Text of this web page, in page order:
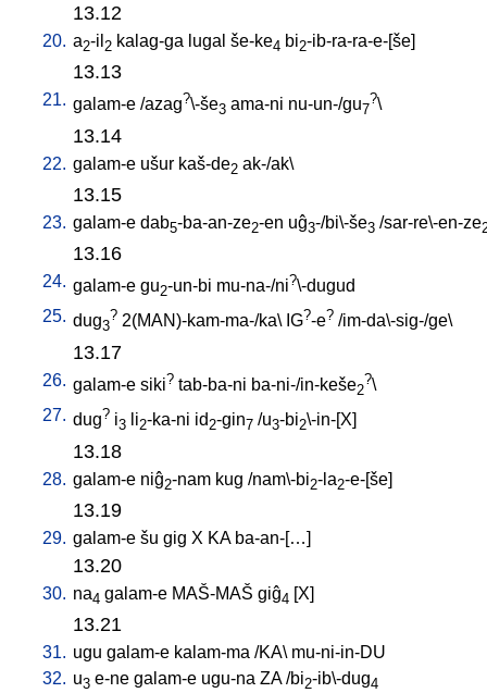
13.12
20. a2-il 2 kalag-ga lugal še-ke4 bi2-ib-ra-ra-e-[še]
13.13
21. galam-e /azag?\-še3 ama-ni nu-un-/gu7
?\
13.14
22. galam-e ušur kaš-de2 ak-/ak\
13.15
23. galam-e dab5-ba-an-ze2-en uĝ3-/bi\-še3 /sar-re\-en-ze
13.16
24. galam-e gu2-un-bi mu-na-/ni?\-dugud
25. dug3
? 2(MAN)-kam-ma-/ka\ IG?-e? /im-da\-sig-/ge\
13.17
26. galam-e siki? tab-ba-ni ba-ni-/in-keše2
?\
27. dug? i3 li2-ka-ni id2-gin7 /u3-bi2\-in-[X]
13.18
28. galam-e niĝ2-nam kug /nam\-bi2-la2-e-[še]
13.19
29. galam-e šu gig X KA ba-an-[…]
13.20
30. na4 galam-e MAŠ-MAŠ giĝ4 [X]
13.21
31. ugu galam-e kalam-ma /KA\ mu-ni-in-DU
32. u3 e-ne galam-e ugu-na ZA/bi2-ib\-dug4